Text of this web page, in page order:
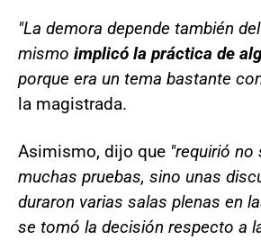
"La demora depende también
mismo implicó la práctica de
porque era un tema bastante
la magistrada.
Asimismo, dijo que "requirió
muchas pruebas, sino unas
duraron varias salas plenas en
se tomó la decisión respecto a